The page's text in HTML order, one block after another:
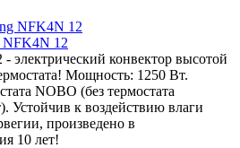
12
конвектор высотой
Мощность: 1250 Вт.
NOBO (без термостата
Устойчив к воздействию влаги
произведено в
10 лет!